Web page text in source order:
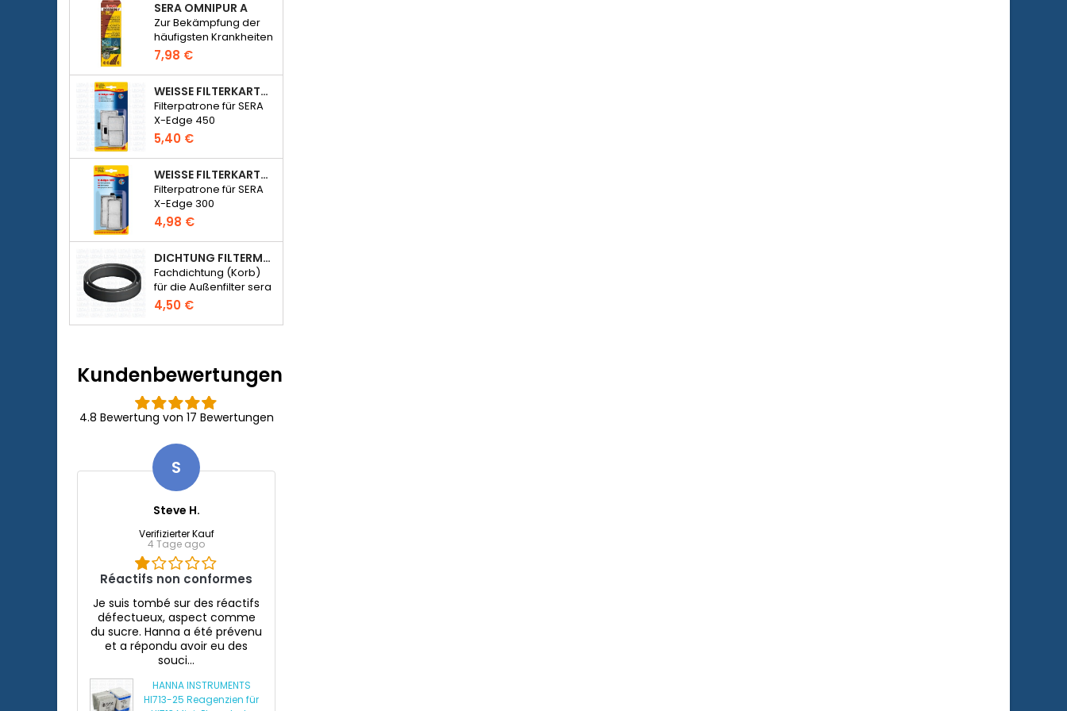
Meter
SERA OMNIPUR A
Zur Bekämpfung der
häufigsten Krankheiten
von
Süßwasserzierfischen.
7,98 €
WEISSE FILTERKARTUSCHE FÜR SERA X-EDGE 450 - 2 STÜCK
Filterpatrone für SERA
X-Edge 450
5,40 €
WEISSE FILTERKARTUSCHE FÜR SERA X-EDGE 300 - 2 STÜCK
Filterpatrone für SERA
X-Edge 300
4,98 €
DICHTUNG FILTERMEDIENFACH - SERA FIL BIOACTIVE 250 FILTER BEI 400+UV UND UVC-XTREME 800 ODER 1200
Fachdichtung (Korb)
für die Außenfilter sera
Fil Bioactive 250,
250+UV, 400+UV und
UVC-Xtreme 800/1200.
4,50 €
Kundenbewertungen
4.8 Bewertung von 17 Bewertungen
S
Steve H.
Verifizierter Kauf
4 Tage ago
Réactifs non conformes
Je suis tombé sur des réactifs
défectueux, aspect comme
du sucre. Hanna a été prévenu
et a répondu avoir eu des
souci...
HANNA INSTRUMENTS
HI713-25 Reagenzien für